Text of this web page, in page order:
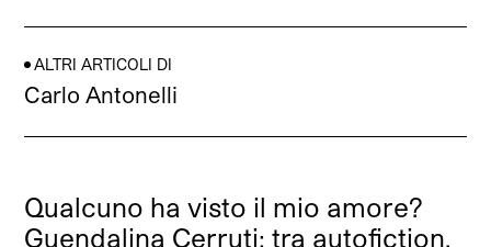
ALTRI ARTICOLI DI
Carlo Antonelli
Qualcuno ha visto il mio amore?
Guendalina Cerruti: tra autofiction,